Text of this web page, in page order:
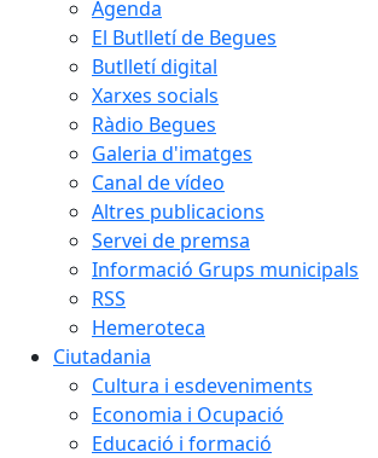
Agenda
El Butlletí de Begues
Butlletí digital
Xarxes socials
Ràdio Begues
Galeria d'imatges
Canal de vídeo
Altres publicacions
Servei de premsa
Informació Grups municipals
RSS
Hemeroteca
Ciutadania
Cultura i esdeveniments
Economia i Ocupació
Educació i formació